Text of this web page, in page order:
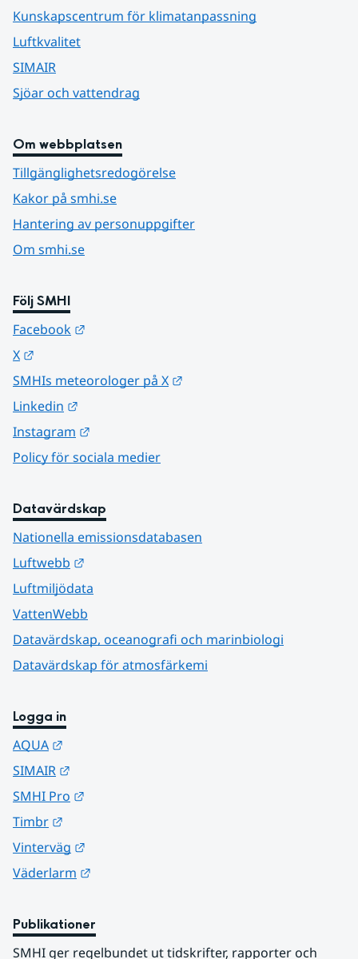
Kunskapscentrum för klimatanpassning
Luftkvalitet
SIMAIR
Sjöar och vattendrag
Om webbplatsen
Tillgänglighetsredogörelse
Kakor på smhi.se
Hantering av personuppgifter
Om smhi.se
Följ SMHI
Facebook
X
SMHIs meteorologer på X
Linkedin
Instagram
Policy för sociala medier
Datavärdskap
Nationella emissionsdatabasen
Luftwebb
Luftmiljödata
VattenWebb
Datavärdskap, oceanografi och marinbiologi
Datavärdskap för atmosfärkemi
Logga in
AQUA
SIMAIR
SMHI Pro
Timbr
Vinterväg
Väderlarm
Publikationer
SMHI ger regelbundet ut tidskrifter, rapporter och